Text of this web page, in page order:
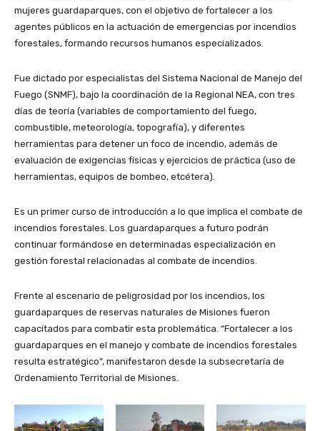
mujeres guardaparques, con el objetivo de fortalecer a los
agentes públicos en la actuación de emergencias por incendios
forestales, formando recursos humanos especializados.
Fue dictado por especialistas del Sistema Nacional de Manejo del
Fuego (SNMF), bajo la coordinación de la Regional NEA, con tres
días de teoría (variables de comportamiento del fuego,
combustible, meteorología, topografía), y diferentes
herramientas para detener un foco de incendio, además de
evaluación de exigencias físicas y ejercicios de práctica (uso de
herramientas, equipos de bombeo, etcétera).
Es un primer curso de introducción a lo que implica el combate de
incendios forestales. Los guardaparques a futuro podrán
continuar formándose en determinadas especialización en
gestión forestal relacionadas al combate de incendios.
Frente al escenario de peligrosidad por los incendios, los
guardaparques de reservas naturales de Misiones fueron
capacitados para combatir esta problemática. “Fortalecer a los
guardaparques en el manejo y combate de incendios forestales
resulta estratégico”, manifestaron desde la subsecretaría de
Ordenamiento Territorial de Misiones.